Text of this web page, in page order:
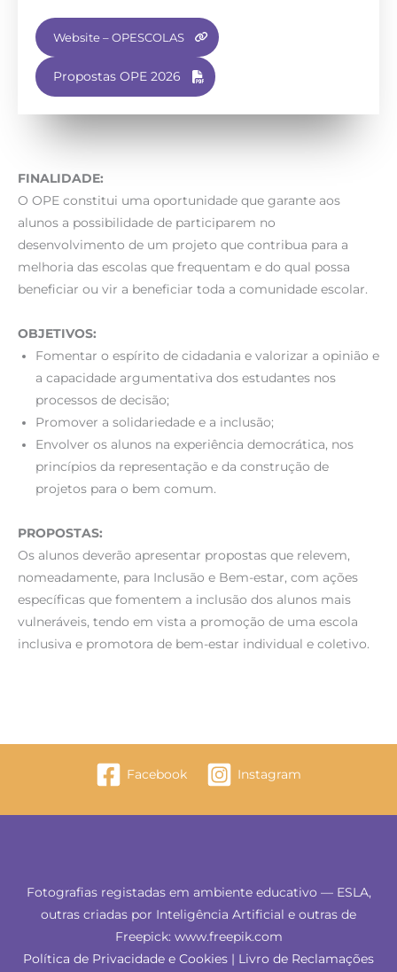
Website – OPESCOLAS
Propostas OPE 2026
FINALIDADE:
O OPE constitui uma oportunidade que garante aos
alunos a possibilidade de participarem no
desenvolvimento de um projeto que contribua para a
melhoria das escolas que frequentam e do qual possa
beneficiar ou vir a beneficiar toda a comunidade escolar.
OBJETIVOS:
Fomentar o espírito de cidadania e valorizar a opinião e
a capacidade argumentativa dos estudantes nos
processos de decisão;
Promover a solidariedade e a inclusão;
Envolver os alunos na experiência democrática, nos
princípios da representação e da construção de
projetos para o bem comum.
PROPOSTAS:
Os alunos deverão apresentar propostas que relevem,
nomeadamente, para Inclusão e Bem-estar, com ações
específicas que fomentem a inclusão dos alunos mais
vulneráveis, tendo em vista a promoção de uma escola
inclusiva e promotora de bem-estar individual e coletivo.
Facebook Instagram
Fotografias registadas em ambiente educativo — ESLA,
outras criadas por Inteligência Artificial e outras de
Freepick: www.freepik.com
Política de Privacidade e Cookies | Livro de Reclamações